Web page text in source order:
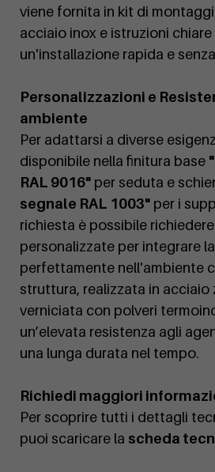
viene fornita in kit di
acciaio inox e istruzioni
un'installazione rapida e
Personalizzazioni e
ambiente
Per adattarsi a diverse
disponibile nella finitura base
RAL 9016" per seduta e
segnale RAL 1003" per i
richiesta è possibile
personalizzate per integrare
perfettamente nell'ambiente
struttura, realizzata in acciaio
verniciata con polveri
un’elevata resistenza agli
una lunga durata nel tempo.
Richiedi maggiori
Per scoprire tutti i dettagli
puoi scaricare la scheda